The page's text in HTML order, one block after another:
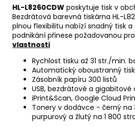
HL-L8260CDW poskytuje tisk v
Bezdrátová barevná tiskárna HL-
plnou flexibilitu nabízí snadný tisk a
podnikání přinese požadovanou
vlastnosti
Rychlost tisku až 31 str./min.
Automatický oboustranný tisk
Zásobník papíru 300 listů
USB, bezdrátové a
iPrint&Scan, Google Cloud
Tonery v dodávce - černý na
purpurový a žlutý na 1 800